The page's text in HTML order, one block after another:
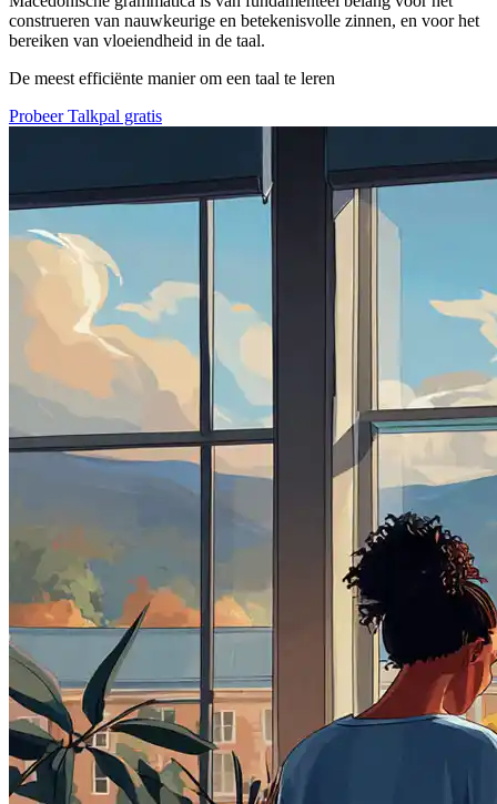
construeren van nauwkeurige en betekenisvolle zinnen, en voor het
bereiken van vloeiendheid in de taal.
De meest efficiënte manier om een taal te leren
Probeer Talkpal gratis